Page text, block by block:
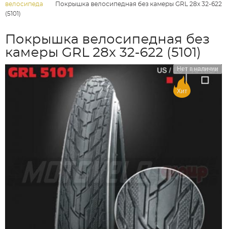
велосипеда
Покрышка велосипедная без камеры GRL 28x 32-622
(5101)
Покрышка велосипедная без
камеры GRL 28x 32-622 (5101)
Нет в наличии
Хит